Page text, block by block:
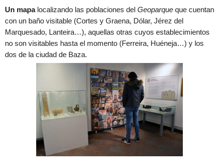
Un mapalocalizando las poblaciones del Geoparque que cuentan
con un baño visitable (Cortes y Graena, Dólar, Jérez del
Marquesado, Lanteira…), aquellas otras cuyos establecimientos
no son visitables hasta el momento (Ferreira, Huéneja…) y los
dos de la ciudad de Baza.